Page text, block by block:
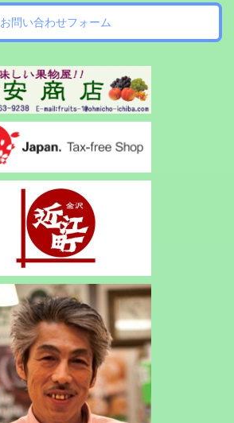
お問い合わせフォーム